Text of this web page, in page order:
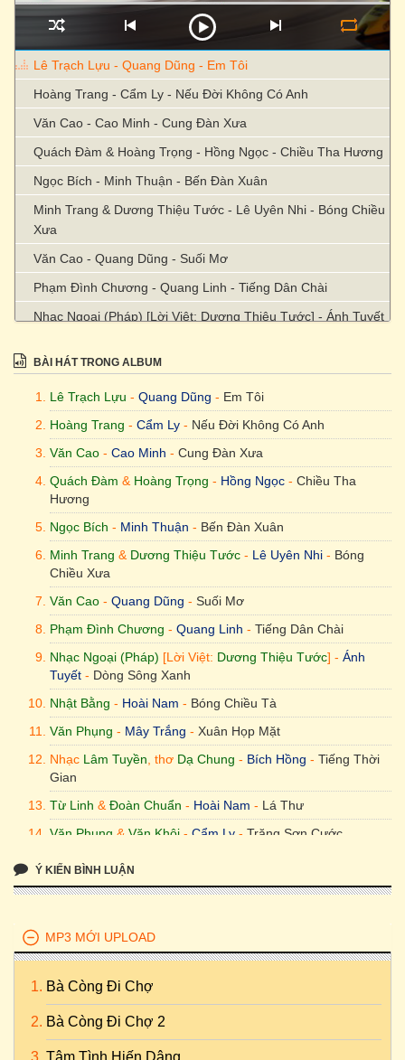
Lê Trạch Lựu - Quang Dũng - Em Tôi
Hoàng Trang - Cẩm Ly - Nếu Đời Không Có Anh
Văn Cao - Cao Minh - Cung Đàn Xưa
Quách Đàm & Hoàng Trọng - Hồng Ngọc - Chiều Tha Hương
Ngọc Bích - Minh Thuận - Bến Đàn Xuân
Minh Trang & Dương Thiệu Tước - Lê Uyên Nhi - Bóng Chiều
Xưa
Văn Cao - Quang Dũng - Suối Mơ
Phạm Đình Chương - Quang Linh - Tiếng Dân Chài
Nhạc Ngoại (Pháp) [Lời Việt: Dương Thiệu Tước] - Ánh Tuyết
Nhật Bằng - Hoài Nam - Bóng Chiều Tà
Văn Phụng - Mây Trắng - Xuân Họp Mặt
Nhạc Lâm Tuyền, thơ Dạ Chung - Bích Hồng - Tiếng Thời
Gian
Từ Linh & Đoàn Chuẩn - Hoài Nam - Lá Thư
Văn Phụng & Văn Khôi - Cẩm Ly - Trăng Sơn Cước
BÀI HÁT TRONG ALBUM
Lê Trạch Lựu - Quang Dũng - Em Tôi
Hoàng Trang - Cẩm Ly - Nếu Đời Không Có Anh
Văn Cao - Cao Minh - Cung Đàn Xưa
Quách Đàm & Hoàng Trọng - Hồng Ngọc - Chiều Tha
Hương
Ngọc Bích - Minh Thuận - Bến Đàn Xuân
Minh Trang & Dương Thiệu Tước - Lê Uyên Nhi - Bóng
Chiều Xưa
Văn Cao - Quang Dũng - Suối Mơ
Phạm Đình Chương - Quang Linh - Tiếng Dân Chài
Nhạc Ngoại (Pháp) [Lời Việt: Dương Thiệu Tước] - Ánh
Tuyết - Dòng Sông Xanh
Nhật Bằng - Hoài Nam - Bóng Chiều Tà
Văn Phụng - Mây Trắng - Xuân Họp Mặt
Nhạc Lâm Tuyền , thơ Dạ Chung - Bích Hồng - Tiếng Thời
Gian
Từ Linh & Đoàn Chuẩn - Hoài Nam - Lá Thư
Văn Phụng & Văn Khôi - Cẩm Ly - Trăng Sơn Cước
Ý KIẾN BÌNH LUẬN
MP3 MỚI UPLOAD
Bà Còng Đi Chợ
Bà Còng Đi Chợ 2
Tâm Tình Hiến Dâng